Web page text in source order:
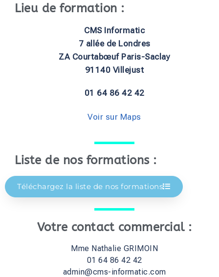
Lieu de formation :
CMS Informatic
7 allée de Londres
ZA Courtabœuf Paris-Saclay
91140 Villejust
01 64 86 42 42
Voir sur Maps
Liste de nos formations :
Téléchargez la liste de nos formations
Votre contact commercial :
Mme Nathalie GRIMOIN
01 64 86 42 42
admin@cms-informatic.com